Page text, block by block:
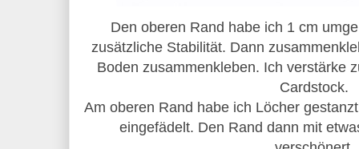
Den oberen Rand habe ich 1 cm
zusätzliche Stabilität. Dann
Boden zusammenkleben. Ich verstärke
Cardstock.
Am oberen Rand habe ich Löcher
eingefädelt. Den Rand dann mit